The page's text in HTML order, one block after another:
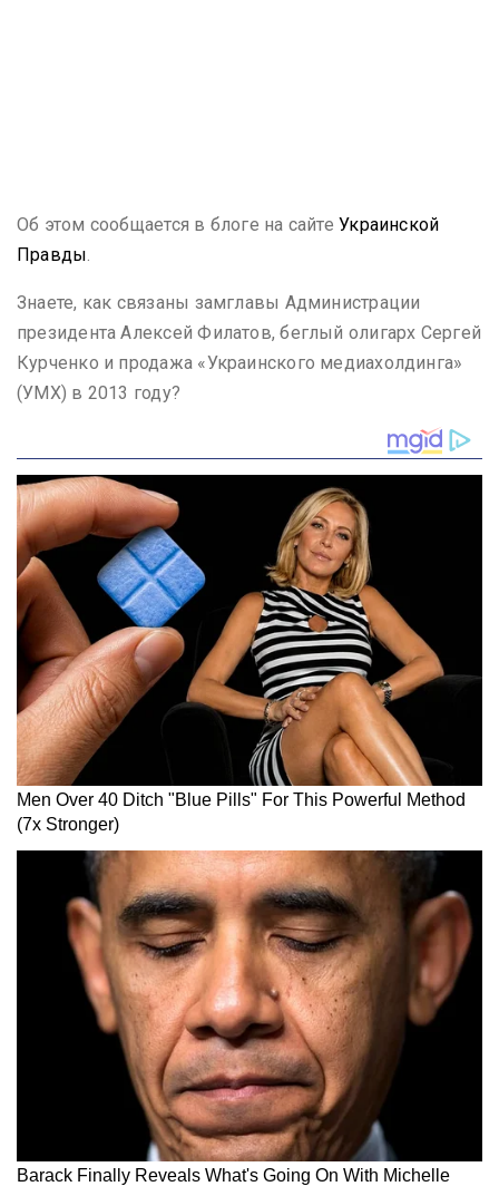
Об этом сообщается в блоге на сайтеУкраинской
Правды.
Знаете, как связаны замглавы Администрации
президента Алексей Филатов, беглый олигарх Сергей
Курченко и продажа «Украинского медиахолдинга»
(УМХ) в 2013 году?